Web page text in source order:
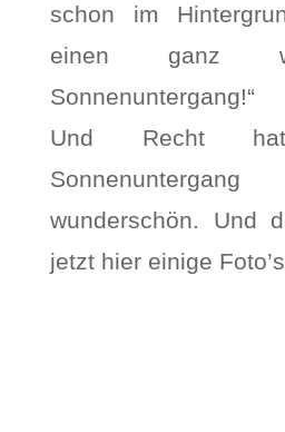
schon im
einen ganz
Sonnenuntergang!“
Und Recht
wunderschön. Und
jetzt hier einige